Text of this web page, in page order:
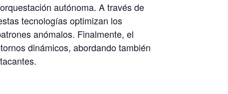
autónoma. A través de
tecnologías optimizan los
anómalos. Finalmente, el
dinámicos, abordando también